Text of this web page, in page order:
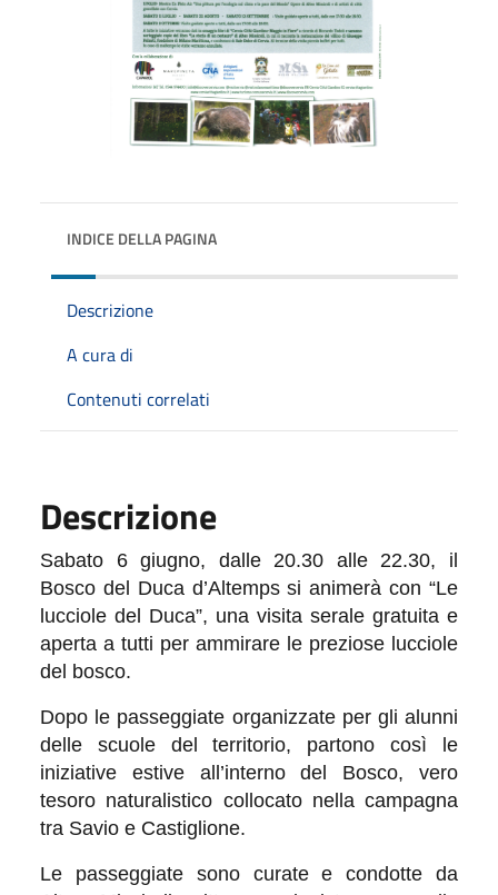
INDICE DELLA PAGINA
Descrizione
A cura di
Contenuti correlati
Descrizione
Sabato 6 giugno, dalle 20.30 alle 22.30, il
Bosco del Duca d’Altemps si animerà con “Le
lucciole del Duca”, una visita serale gratuita e
aperta a tutti per ammirare le preziose lucciole
del bosco.
Dopo le passeggiate organizzate per gli alunni
delle scuole del territorio, partono così le
iniziative estive all’interno del Bosco, vero
tesoro naturalistico collocato nella campagna
tra Savio e Castiglione.
Le passeggiate sono curate e condotte da